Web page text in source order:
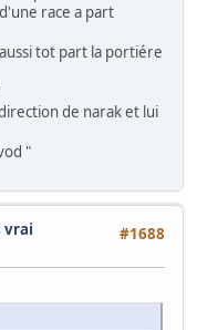
race a part
tot part la portiére
de narak et lui
"
#1688
vrai